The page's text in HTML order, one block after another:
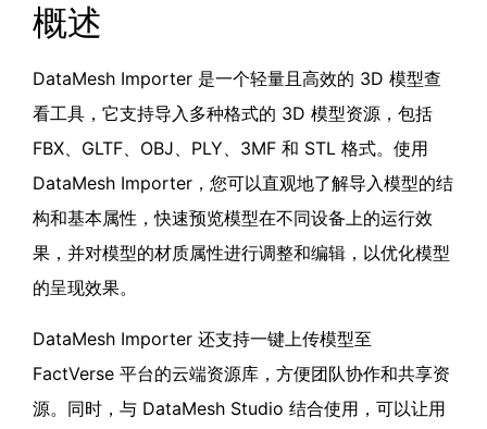
概述
DataMesh Importer 是一个轻量且高效的 3D 模型查
看工具，它支持导入多种格式的 3D 模型资源，包括
FBX、GLTF、OBJ、PLY、3MF 和 STL 格式。使用
DataMesh Importer，您可以直观地了解导入模型的结
构和基本属性，快速预览模型在不同设备上的运行效
果，并对模型的材质属性进行调整和编辑，以优化模型
的呈现效果。
DataMesh Importer 还支持一键上传模型至
FactVerse 平台的云端资源库，方便团队协作和共享资
源。同时，与 DataMesh Studio 结合使用，可以让用